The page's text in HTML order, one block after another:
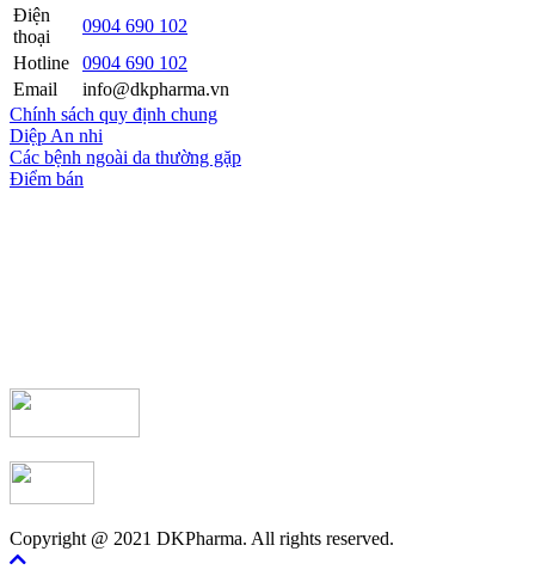
Điện
thoại
0904 690 102
Hotline
0904 690 102
Email
info@dkpharma.vn
Chính sách quy định chung
Diệp An nhi
Các bệnh ngoài da thường gặp
Điểm bán
Copyright @ 2021 DKPharma. All rights reserved.